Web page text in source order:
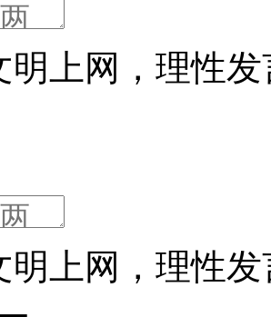
明上网，理性
明上网，理性